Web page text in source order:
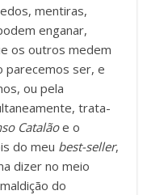
mentiras,
enganar,
os outros medem
parecemos ser, e
ou pela
trata-
Catalãoe o
do meu best-seller,
dizer no meio
do